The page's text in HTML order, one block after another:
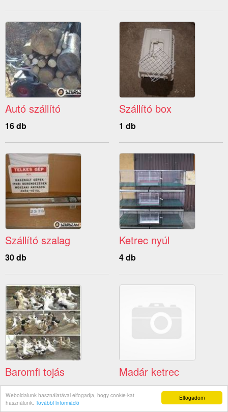
Elfogadom
Weboldalunk használatával elfogadja, hogy cookie-kat
használunk. További információ
Autó szállító
16 db
Szállító box
1 db
Szállító szalag
30 db
Ketrec nyúl
4 db
Baromfi tojás
1 db
Madár ketrec
1 db